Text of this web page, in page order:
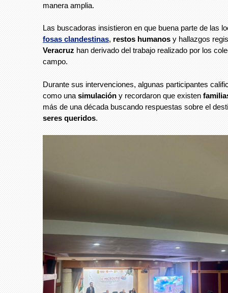
manera amplia.
Las buscadoras insistieron en que buena parte de las
fosas clandestinas, restos humanos y hallazgos
Veracruz han derivado del trabajo realizado por los
campo.
Durante sus intervenciones, algunas participantes
como una simulación y recordaron que existen
más de una década buscando respuestas sobre el
seres queridos.